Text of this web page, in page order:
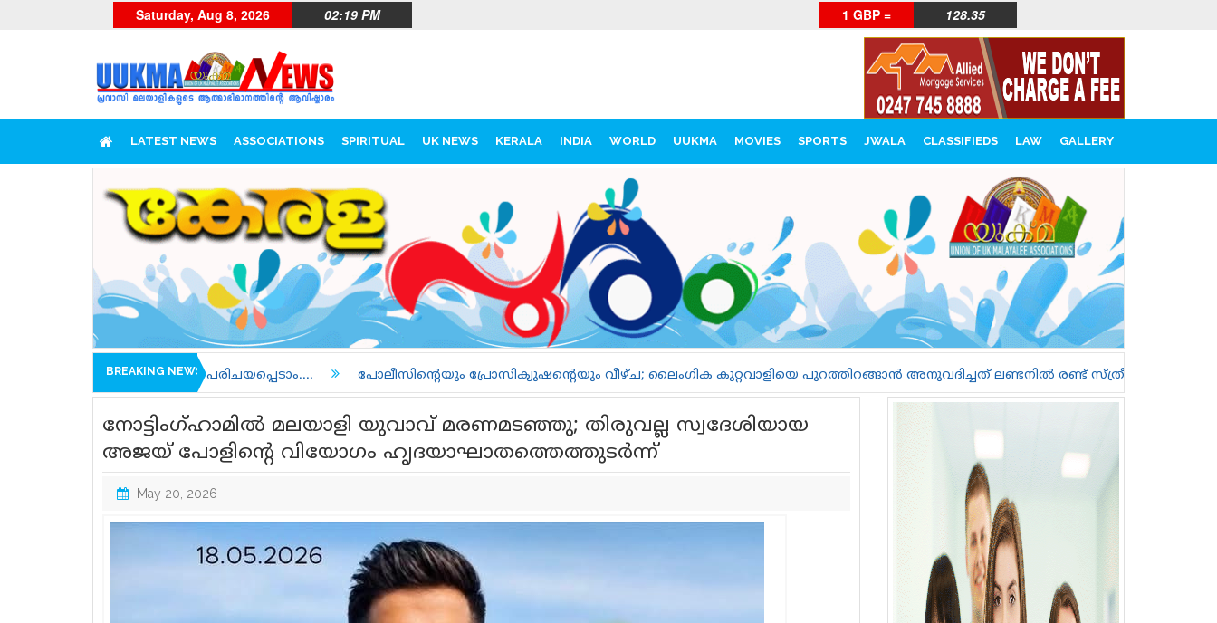
Saturday, Aug 8, 2026 02:19 PM 1 GBP = 128.35
LATEST NEWS ASSOCIATIONS SPIRITUAL UK NEWS KERALA INDIA WORLD UUKMA MOVIES SPORTS JWALA CLASSIFIEDS LAW GALLERY
BREAKING NEWS
പരിചയപ്പെടാം.... പോലീസിന്റെയും പ്രോസിക്യൂഷന്റെയും വീഴ്ച; ലൈംഗിക കുറ്റവാളിയെ പുറത്തിറങ്ങാൻ അനുവദിച്ചത് ലണ്ടനിൽ രണ്ട് സ്ത്രീകളെ കൊലപ്പെടുത്തുന്നതിലേക്ക്
നോട്ടിംഗ്ഹാമിൽ മലയാളി യുവാവ് മരണമടഞ്ഞു; തിരുവല്ല സ്വദേശിയായ
അജയ് പോളിന്റെ വിയോഗം ഹൃദയാഘാതത്തെത്തുടർന്ന്
May 20, 2026